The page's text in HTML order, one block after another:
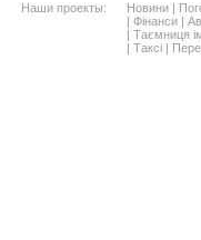
Наши проекты:
Новини |
| Фінанси |
| Таємниця
| Таксі |